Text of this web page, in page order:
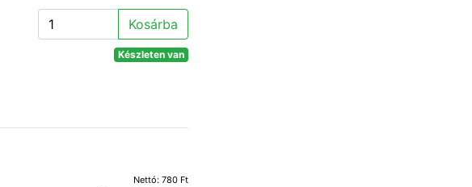
Kosárba
Készleten van
Nettó: 780 Ft